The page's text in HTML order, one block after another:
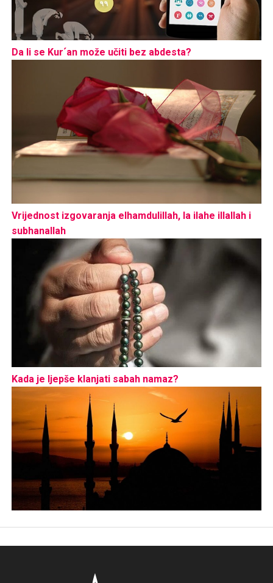
Da li se Kur´an može učiti bez abdesta?
Vrijednost izgovaranja elhamdulillah, la ilahe illallah i
subhanallah
Kada je ljepše klanjati sabah namaz?